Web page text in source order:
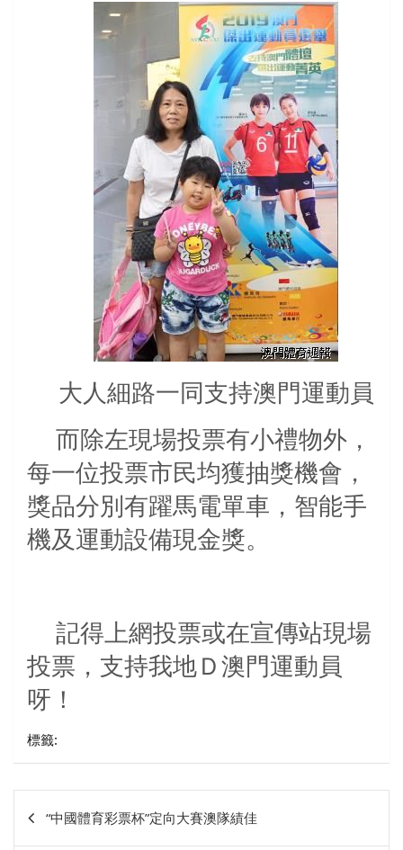
大人細路一同支持澳門運動員
而除左現場投票有小禮物外，
每一位投票市民均獲抽獎機會，
獎品分別有躍馬電單車，智能手
機及運動設備現金獎。
記得上網投票或在宣傳站現場
投票，支持我地Ｄ澳門運動員
呀！
標籤:
章
“中國體育彩票杯”定向大賽澳隊績佳